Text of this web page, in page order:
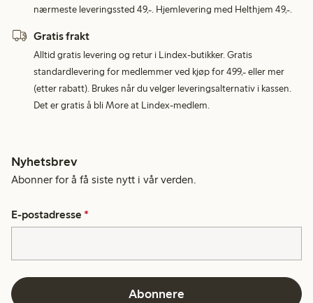
nærmeste leveringssted 49,-. Hjemlevering med Helthjem 49,-.
Gratis frakt
Alltid gratis levering og retur i Lindex-butikker. Gratis
standardlevering for medlemmer ved kjøp for 499,- eller mer
(etter rabatt). Brukes når du velger leveringsalternativ i kassen.
Det er gratis å bli More at Lindex-medlem.
Nyhetsbrev
Abonner for å få siste nytt i vår verden.
E-postadresse *
Abonnere